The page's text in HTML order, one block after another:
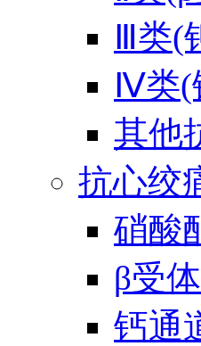
Ⅲ类(
Ⅳ类(
其他
抗心绞
硝酸
β受
钙通